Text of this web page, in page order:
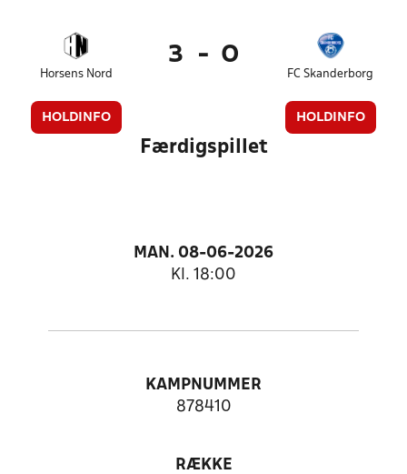
Horsens Nord
HOLDINFO
3 - 0
FC Skanderborg
HOLDINFO
Færdigspillet
MAN. 08-06-2026
Kl. 18:00
KAMPNUMMER
878410
RÆKKE